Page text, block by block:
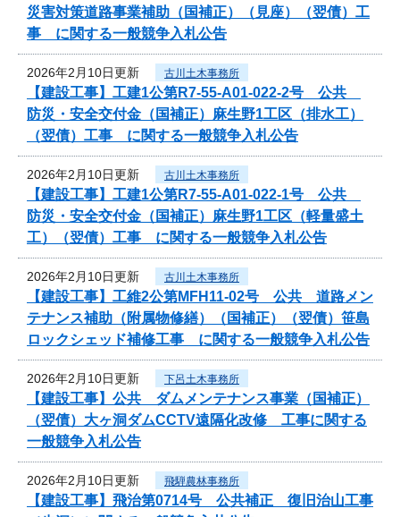
災害対策道路事業補助（国補正）（見座）（翌債）工
事 に関する一般競争入札公告
2026年2月10日更新 古川土木事務所
【建設工事】工建1公第R7-55-A01-022-2号 公共
防災・安全交付金（国補正）麻生野1工区（排水工）
（翌債）工事 に関する一般競争入札公告
2026年2月10日更新 古川土木事務所
【建設工事】工建1公第R7-55-A01-022-1号 公共
防災・安全交付金（国補正）麻生野1工区（軽量盛土
工）（翌債）工事 に関する一般競争入札公告
2026年2月10日更新 古川土木事務所
【建設工事】工維2公第MFH11-02号 公共 道路メン
テナンス補助（附属物修繕）（国補正）（翌債）笹島
ロックシェッド補修工事 に関する一般競争入札公告
2026年2月10日更新 下呂土木事務所
【建設工事】公共 ダムメンテナンス事業（国補正）
（翌債）大ヶ洞ダムCCTV遠隔化改修 工事に関する
一般競争入札公告
2026年2月10日更新 飛騨農林事務所
【建設工事】飛治第0714号 公共補正 復旧治山工事